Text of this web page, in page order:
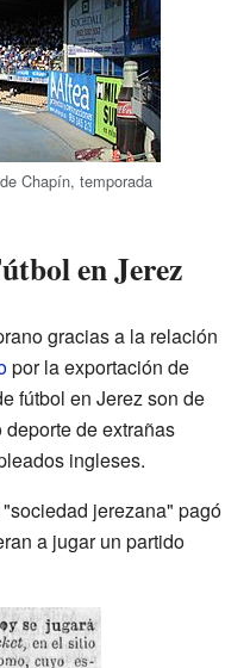
Chapín, temporada
en Jerez
gracias a la relación
por la exportación de
fútbol en Jerez son de
de extrañas
ingleses.
jerezana" pagó
a jugar un partido